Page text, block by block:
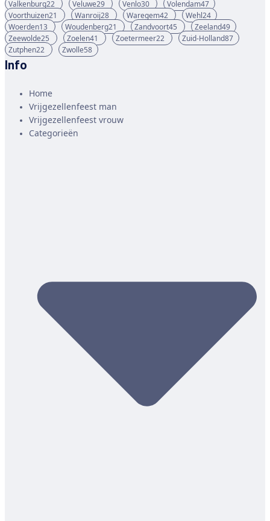
Valkenburg22 Veluwe29 Venlo30 Volendam47
Voorthuizen21 Wanroij28 Waregem42 Wehl24
Woerden13 Woudenberg21 Zandvoort45 Zeeland49
Zeewolde25 Zoelen41 Zoetermeer22 Zuid-Holland87
Zutphen22 Zwolle58
Info
Home
Vrijgezellenfeest man
Vrijgezellenfeest vrouw
Categorieën